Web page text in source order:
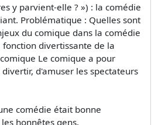
y parvient-elle ? ») : la comédie
Problématique : Quelles sont
du comique dans la comédie
fonction divertissante de la
Le comique a pour
d'amuser les spectateurs
comédie était bonne
honnêtes gens.